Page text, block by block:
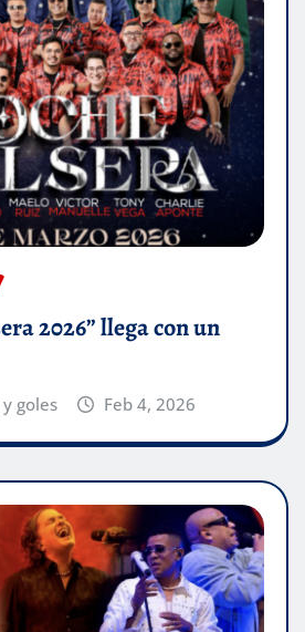
2026” llega con un
goles Feb 4, 2026